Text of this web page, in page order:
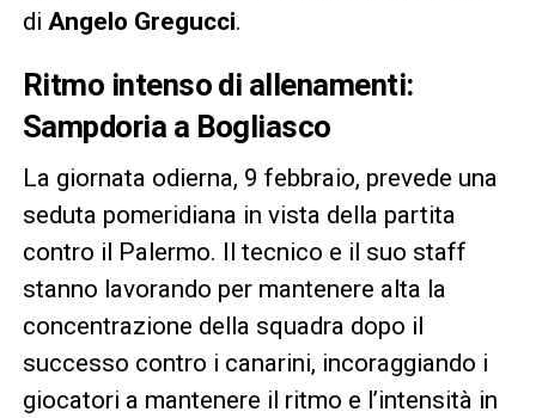
di Angelo Gregucci.
Ritmo intenso di allenamenti:
Sampdoria a Bogliasco
La giornata odierna, 9 febbraio, prevede una
seduta pomeridiana in vista della partita
contro il Palermo. Il tecnico e il suo staff
stanno lavorando per mantenere alta la
concentrazione della squadra dopo il
successo contro i canarini, incoraggiando i
giocatori a mantenere il ritmo e l’intensità in